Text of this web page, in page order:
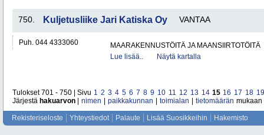
750. Kuljetusliike Jari Katiska Oy VANTAA
Puh. 044 4333060
MAARAKENNUSTÖITÄ JA MAANSIIRTOTÖITÄ
Lue lisää..
Näytä kartalla
Tulokset 701 - 750 | Sivu 1 2 3 4 5 6 7 8 9 10 11 12 13 14 15 16 17 18 19
Järjestä hakuarvon nimen paikkakunnan toimialan tietomäärän mukaan
Rekisteriseloste Yhteystiedot Palaute Lisää Suosikkeihin Hakemisto